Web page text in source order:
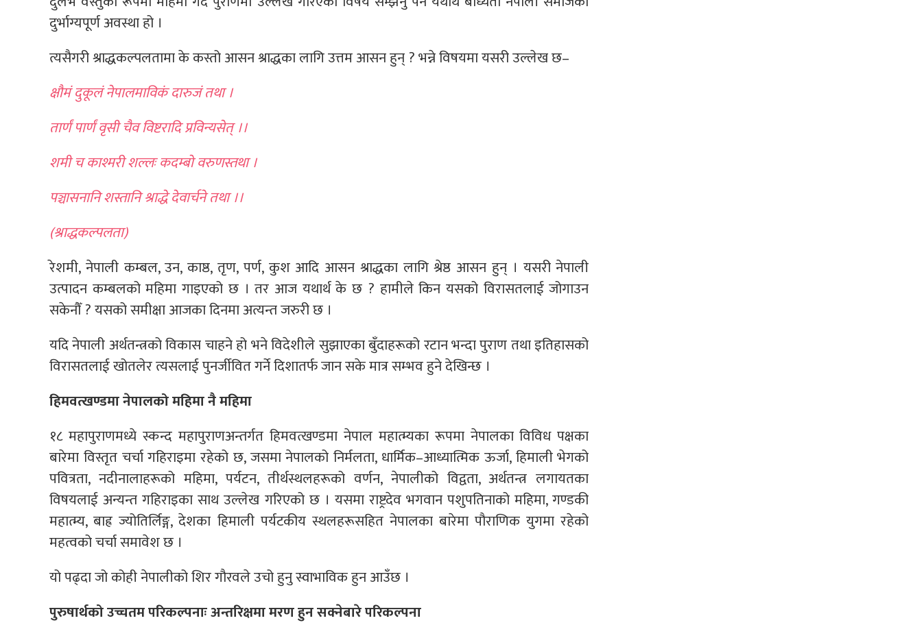
दुर्भाग्यपूर्ण अवस्था हो ।
त्यसैगरी श्राद्धकल्पलतामा के कस्तो आसन श्राद्धका लागि उत्तम आसन हुन् ? भन्ने विषयमा यसरी उल्लेख छ–
क्षौमं दुकूलं नेपालमाविकं दारुजं तथा ।
तार्णं पार्णं वृसी चैव विष्टरादि प्रविन्यसेत् ।।
शमी च काश्मरी शल्लः कदम्बो वरुणस्तथा ।
पञ्चासनानि शस्तानि श्राद्धे देवार्चने तथा ।।
(श्राद्धकल्पलता)
रेशमी, नेपाली कम्बल, उन, काष्ठ, तृण, पर्ण, कुश आदि आसन श्राद्धका लागि श्रेष्ठ आसन हुन् । यसरी नेपाली
उत्पादन कम्बलको महिमा गाइएको छ । तर आज यथार्थ के छ ? हामीले किन यसको विरासतलाई जोगाउन
सकेनौँ ? यसको समीक्षा आजका दिनमा अत्यन्त जरुरी छ ।
यदि नेपाली अर्थतन्त्रको विकास चाहने हो भने विदेशीले सुझाएका बुँदाहरूको रटान भन्दा पुराण तथा इतिहासको
विरासतलाई खोतलेर त्यसलाई पुनर्जीवित गर्ने दिशातर्फ जान सके मात्र सम्भव हुने देखिन्छ ।
हिमवत्खण्डमा नेपालको महिमा नै महिमा
१८ महापुराणमध्ये स्कन्द महापुराणअन्तर्गत हिमवत्खण्डमा नेपाल महात्म्यका रूपमा नेपालका विविध पक्षका
बारेमा विस्तृत चर्चा गहिराइमा रहेको छ, जसमा नेपालको निर्मलता, धार्मिक–आध्यात्मिक ऊर्जा, हिमाली भेगको
पवित्रता, नदीनालाहरूको महिमा, पर्यटन, तीर्थस्थलहरूको वर्णन, नेपालीको विद्वता, अर्थतन्त्र लगायतका
विषयलाई अन्यन्त गहिराइका साथ उल्लेख गरिएको छ । यसमा राष्ट्रदेव भगवान पशुपतिनाको महिमा, गण्डकी
महात्म्य, बाह्र ज्योतिर्लिङ्ग, देशका हिमाली पर्यटकीय स्थलहरूसहित नेपालका बारेमा पौराणिक युगमा रहेको
महत्वको चर्चा समावेश छ ।
यो पढ्दा जो कोही नेपालीको शिर गौरवले उचो हुनु स्वाभाविक हुन आउँछ ।
पुरुषार्थको उच्चतम परिकल्पनाः अन्तरिक्षमा मरण हुन सक्नेबारे परिकल्पना